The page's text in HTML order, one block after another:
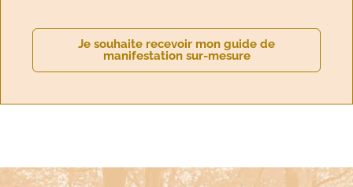
Je souhaite recevoir mon guide de
manifestation sur-mesure